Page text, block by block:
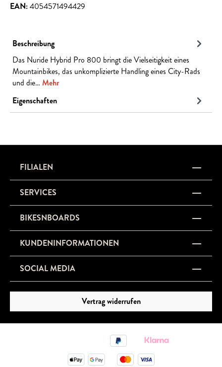
EAN:4054571494429
Beschreibung
Das Nuride Hybrid Pro 800 bringt die Vielseitigkeit eines
Mountainbikes, das unkomplizierte Handling eines City-Rads
und die… Mehr
Eigenschaften
FILIALEN
SERVICES
BIKESNBOARDS
KUNDENINFORMATIONEN
SOCIAL MEDIA
Vertrag widerrufen